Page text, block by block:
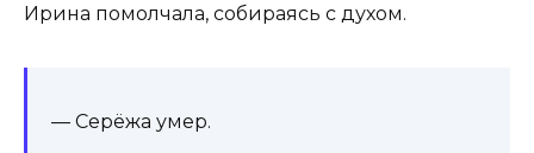
Ирина помолчала, собираясь с духом.
— Серёжа умер.